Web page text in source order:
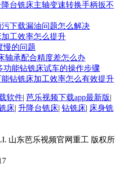
台铣床主轴变速转换手柄扳不
下载漏油问题怎么解决
工效率怎么提升
慢的问题
轴承配合精度差怎么办
功能钻铣床试车的操作步骤
钻铣床加工效率怎么有效提升
软件| 芭乐视频下载app最新版|
床| 升降台铣床| 钻铣床| 床身铣
山东芭乐视频官网重工 版权所